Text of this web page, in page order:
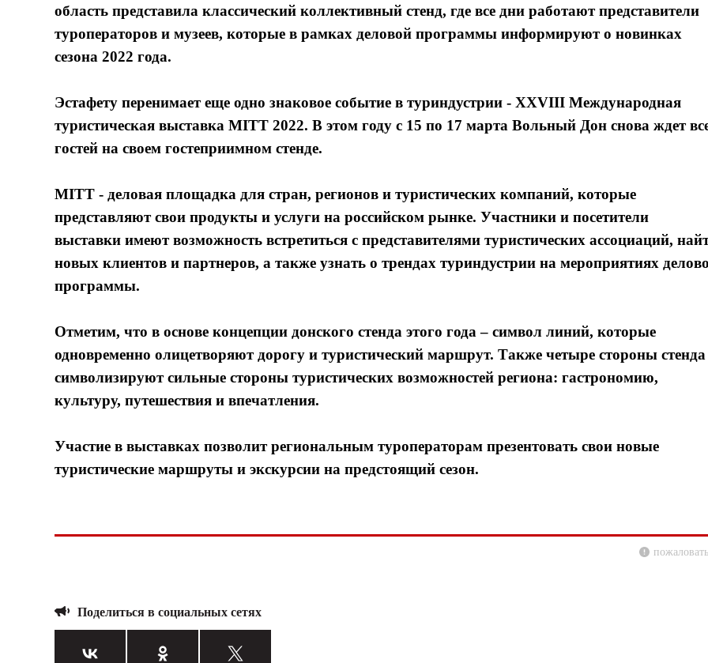
область представила классический коллективный стенд, где все дни работают представители
туроператоров и музеев, которые в рамках деловой программы информируют о новинках
сезона 2022 года.
Эстафету перенимает еще одно знаковое событие в туриндустрии - XXVIII Международная
туристическая выставка MITT 2022. В этом году с 15 по 17 марта Вольный Дон снова ждет
гостей на своем гостеприимном стенде.
MITT - деловая площадка для стран, регионов и туристических компаний, которые
представляют свои продукты и услуги на российском рынке. Участники и посетители
выставки имеют возможность встретиться с представителями туристических ассоциаций,
новых клиентов и партнеров, а также узнать о трендах туриндустрии на мероприятиях
программы.
Отметим, что в основе концепции донского стенда этого года – символ линий, которые
одновременно олицетворяют дорогу и туристический маршрут. Также четыре стороны стенда
символизируют сильные стороны туристических возможностей региона: гастрономию,
культуру, путешествия и впечатления.
Участие в выставках позволит региональным туроператорам презентовать свои новые
туристические маршруты и экскурсии на предстоящий сезон.
Поделиться в социальных сетях